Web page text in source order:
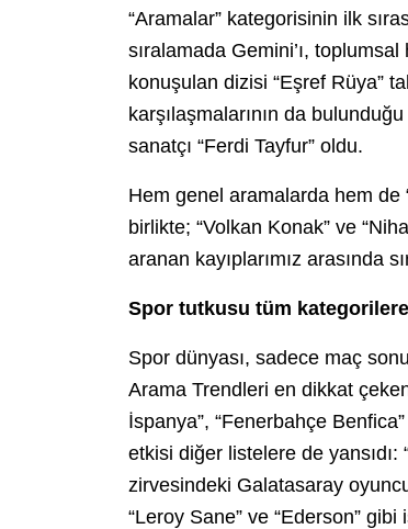
“Aramalar” kategorisinin ilk
sıralamada Gemini’ı,
konuşulan dizisi “Eşref Rüya”
karşılaşmalarının da
sanatçı “Ferdi Tayfur” oldu.
Hem genel aramalarda hem de
birlikte; “Volkan Konak” ve
aranan kayıplarımız arasında
Spor tutkusu tüm kategorilere
Spor dünyası, sadece maç
Arama Trendleri en dikkat
İspanya”, “Fenerbahçe
etkisi diğer listelere de
zirvesindeki Galatasaray
“Leroy Sane” ve “Ederson”